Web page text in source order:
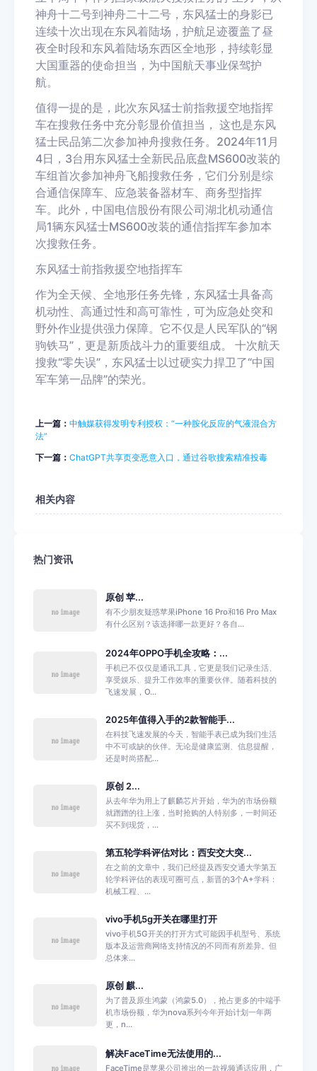
神舟十二号到神舟二十二号， 东风猛士的身影已
连续十次出现在东风着陆场， 护航足迹覆盖了昼
夜全时段和东风着陆场东西区全地形，持续彰显
大国重器的使命担当，为中国航天事业保驾护
航。
值得一提的是，此次东风猛士前指救援空地指挥
车在搜救任务中充分彰显价值担当， 这也是东风
猛士民品第二次参加神舟搜救任务。 2024年11月
4日，3台用东风猛士全新民品底盘MS600改装的
车组首次参加神舟飞船搜救任务，它们分别是综
合通信保障车、应急装备器材车、商务型指挥
车。此外，中国电信股份有限公司湖北机动通信
局1辆东风猛士MS600改装的通信指挥车参加本
次搜救任务。
东风猛士前指救援空地指挥车
作为全天候、全地形任务先锋，东风猛士具备高
机动性、高通过性和高可靠性，可为应急处突和
野外作业提供强力保障。它不仅是人民军队的“钢
驹铁马”，更是新质战斗力的重要组成。 十次航天
搜救“零失误”， 东风猛士以过硬实力捍卫了“中国
军车第一品牌”的荣光。
上一篇： 中触媒获得发明专利授权：“一种胺化反应的气液混合方
法”
下一篇： ChatGPT共享页变恶意入口，通过谷歌搜索精准投毒
相关内容
热门资讯
原创 苹...
有不少朋友疑惑苹果iPhone 16 Pro和16 Pro Max
有什么区别？该选择哪一款更好？各自...
2024年OPPO手机全攻略：...
手机已不仅仅是通讯工具，它更是我们记录生活、
享受娱乐、提升工作效率的重要伙伴。随着科技的
飞速发展，O...
2025年值得入手的2款智能手...
在科技飞速发展的今天，智能手表已成为我们生活
中不可或缺的伙伴。无论是健康监测、信息提醒，
还是时尚搭配...
原创 2...
从去年华为用上了麒麟芯片开始，华为的市场份额
就蹭蹭的往上涨，当时抢购的人特别多，一时间还
买不到现货，...
第五轮学科评估对比：西安交大突...
在之前的文章中，我们已经提及西安交通大学第五
轮学科评估的表现可圈可点，新晋的3个A+学科：
机械工程、...
vivo手机5g开关在哪里打开
vivo手机5G开关的打开方式可能因手机型号、系统
版本及运营商网络支持情况的不同而有所差异。但
总体来...
原创 麒...
为了普及原生鸿蒙（鸿蒙5.0），抢占更多的中端手
机市场份额，华为nova系列今年开始计划一年两
更，n...
解决FaceTime无法使用的...
FaceTime是苹果公司推出的一款视频通话应用，广